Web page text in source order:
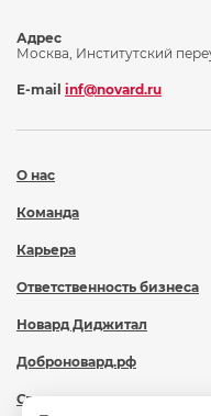
О нас
Команда
Карьера
Ответственность бизнеса
Новард Диджитал
Доброновард.рф
Статьи
Адрес
Москва, Институтский
E-mail inf@novard.ru